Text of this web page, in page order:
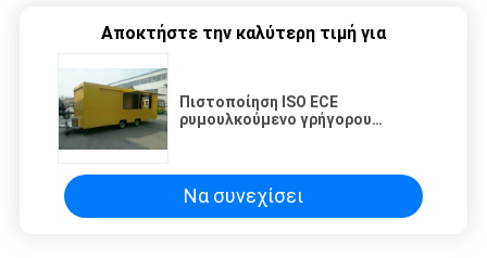
Αποκτήστε την καλύτερη τιμή για
Πιστοποίηση ISO ECE
ρυμουλκούμενο γρήγορου
Να συνεχίσει